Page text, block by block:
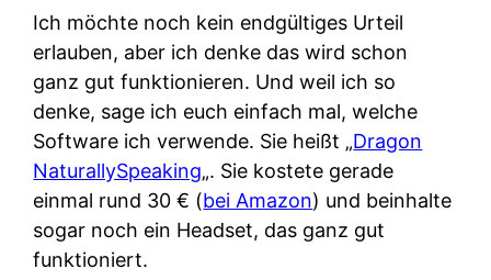
Ich möchte noch kein endgültiges Urteil
erlauben, aber ich denke das wird schon
ganz gut funktionieren. Und weil ich so
denke, sage ich euch einfach mal, welche
Software ich verwende. Sie heißt „Dragon
NaturallySpeaking„. Sie kostete gerade
einmal rund 30 € (bei Amazon) und beinhalte
sogar noch ein Headset, das ganz gut
funktioniert.